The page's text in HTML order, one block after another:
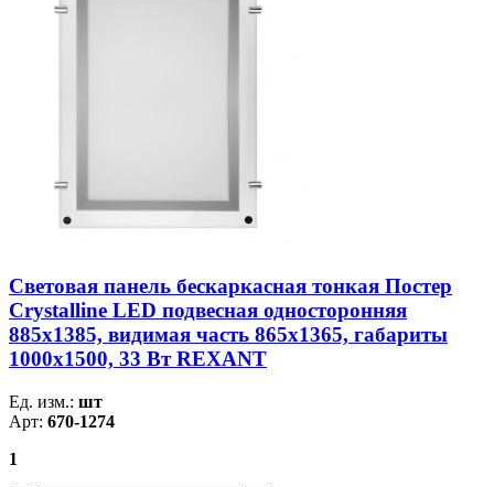
Световая панель бескаркасная тонкая Постер
Crystalline LED подвесная односторонняя
885х1385, видимая часть 865х1365, габариты
1000х1500, 33 Вт REXANT
Ед. изм.: шт
Арт: 670-1274
1